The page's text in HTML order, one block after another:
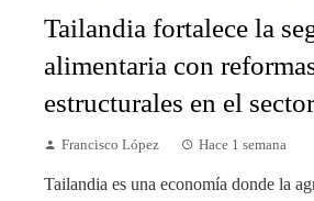
Tailandia fortalece la
alimentaria con
estructurales en el
Francisco López Hace 1 semana
Tailandia es una economía donde la